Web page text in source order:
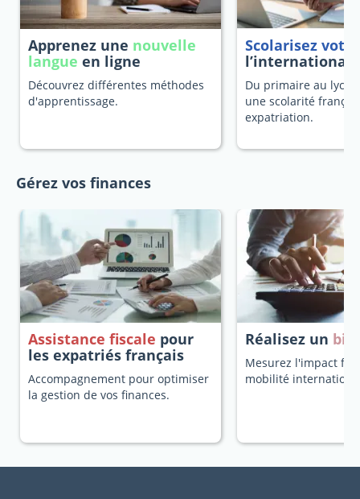
Apprenez une nouvelle
langue en ligne
Découvrez différentes méthodes
d'apprentissage.
Scolarisez
l’international
Du primaire au
une scolarité
expatriation.
Gérez vos finances
Assistance fiscale pour
les expatriés français
Accompagnement pour optimiser
la gestion de vos finances.
Réalisez un
Mesurez l'impact
mobilité